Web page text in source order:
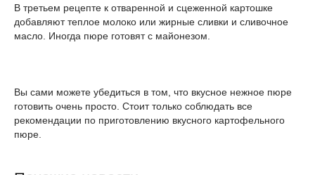
В третьем рецепте к отваренной и сцеженной картошке
добавляют теплое молоко или жирные сливки и сливочное
масло. Иногда пюре готовят с майонезом.
Вы сами можете убедиться в том, что вкусное нежное пюре
готовить очень просто. Стоит только соблюдать все
рекомендации по приготовлению вкусного картофельного
пюре.